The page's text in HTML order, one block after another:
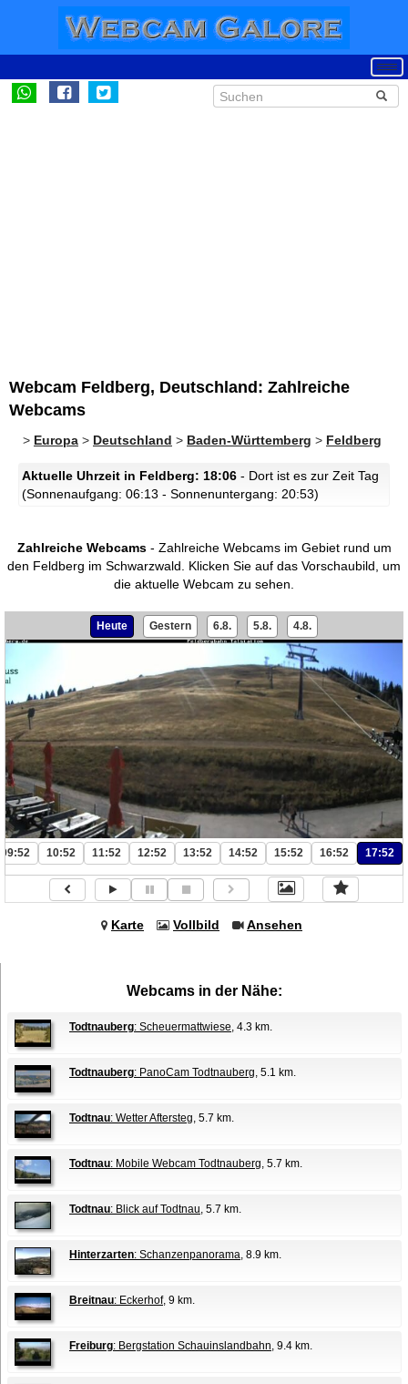
Webcam Feldberg, Deutschland: Zahlreiche
Webcams
> Europa > Deutschland > Baden-Württemberg > Feldberg
Aktuelle Uhrzeit in Feldberg: 18:06 - Dort ist es zur Zeit Tag
(Sonnenaufgang: 06:13 - Sonnenuntergang: 20:53)
Zahlreiche Webcams- Zahlreiche Webcams im Gebiet rund um
den Feldberg im Schwarzwald.
Klicken Sie auf das Vorschaubild, um
die aktuelle Webcam zu sehen.
Heute Gestern 6.8. 5.8. 4.8.
09:52 10:52 11:52 12:52 13:52 14:52 15:52 16:52 17:52
Karte Vollbild Ansehen
Webcams in der Nähe:
Todtnauberg: Scheuermattwiese, 4.3 km.
Todtnauberg: PanoCam Todtnauberg, 5.1 km.
Todtnau: Wetter Aftersteg, 5.7 km.
Todtnau: Mobile Webcam Todtnauberg, 5.7 km.
Todtnau: Blick auf Todtnau, 5.7 km.
Hinterzarten: Schanzenpanorama, 8.9 km.
Breitnau: Eckerhof, 9 km.
Freiburg: Bergstation Schauinslandbahn, 9.4 km.